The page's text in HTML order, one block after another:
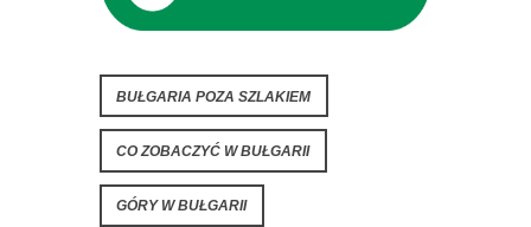
BUŁGARIA POZA SZLAKIEM
CO ZOBACZYĆ W BUŁGARII
GÓRY W BUŁGARII